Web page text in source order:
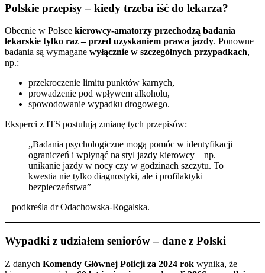
Polskie przepisy – kiedy trzeba iść do lekarza?
Obecnie w Polsce kierowcy-amatorzy przechodzą badania
lekarskie tylko raz – przed uzyskaniem prawa jazdy. Ponowne
badania są wymagane wyłącznie w szczególnych przypadkach,
np.:
przekroczenie limitu punktów karnych,
prowadzenie pod wpływem alkoholu,
spowodowanie wypadku drogowego.
Eksperci z ITS postulują zmianę tych przepisów:
„Badania psychologiczne mogą pomóc w identyfikacji
ograniczeń i wpłynąć na styl jazdy kierowcy – np.
unikanie jazdy w nocy czy w godzinach szczytu. To
kwestia nie tylko diagnostyki, ale i profilaktyki
bezpieczeństwa”
– podkreśla dr Odachowska-Rogalska.
Wypadki z udziałem seniorów – dane z Polski
Z danych Komendy Głównej Policji za 2024 rok wynika, że